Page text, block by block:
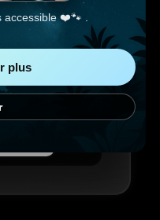
❤️🐾 .
plus